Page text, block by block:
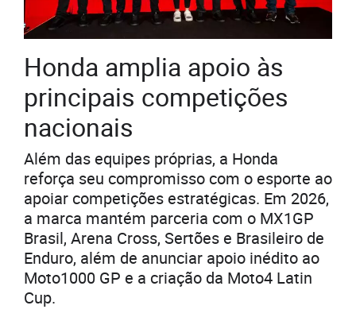
Honda amplia apoio às
principais competições
nacionais
Além das equipes próprias, a Honda
reforça seu compromisso com o esporte ao
apoiar competições estratégicas. Em 2026,
a marca mantém parceria com o MX1GP
Brasil, Arena Cross, Sertões e Brasileiro de
Enduro, além de anunciar apoio inédito ao
Moto1000 GP e a criação da Moto4 Latin
Cup.